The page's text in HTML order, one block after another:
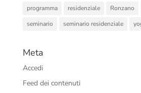
programma
residenziale Ronzano
seminario
seminario residenziale
Meta
Accedi
Feed dei contenuti